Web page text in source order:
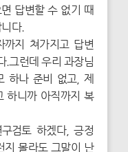
답변할 수 없기 때
다.
지 쳐가지고 답변
.그런데 우리 과장님
하나 준비 없고, 제
하니까 아직까지 복
검토 하겠다, 긍정
지 몰라도 그말이 난